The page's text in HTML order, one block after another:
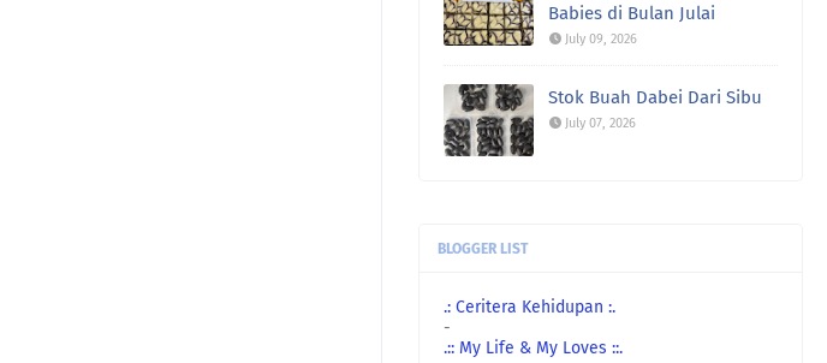
Mulan :Lagu2 Westlife mostly sedap
Babies di Bulan Julai
July 09, 2026
Stok Buah Dabei Dari Sibu
July 07, 2026
BLOGGER LIST
.: Ceritera Kehidupan :.
-
.:: My Life & My Loves ::.